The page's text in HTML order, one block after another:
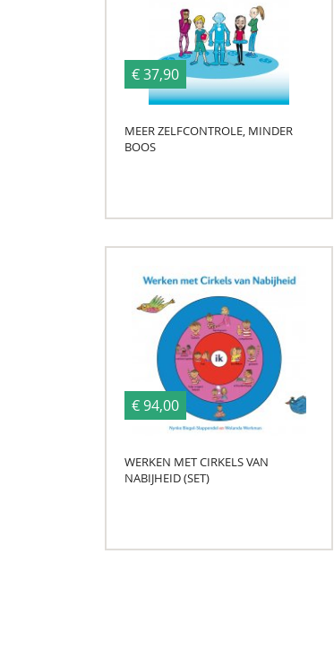
€ 37,90
MEER ZELFCONTROLE, MINDER
BOOS
€ 94,00
WERKEN MET CIRKELS VAN
NABIJHEID (SET)